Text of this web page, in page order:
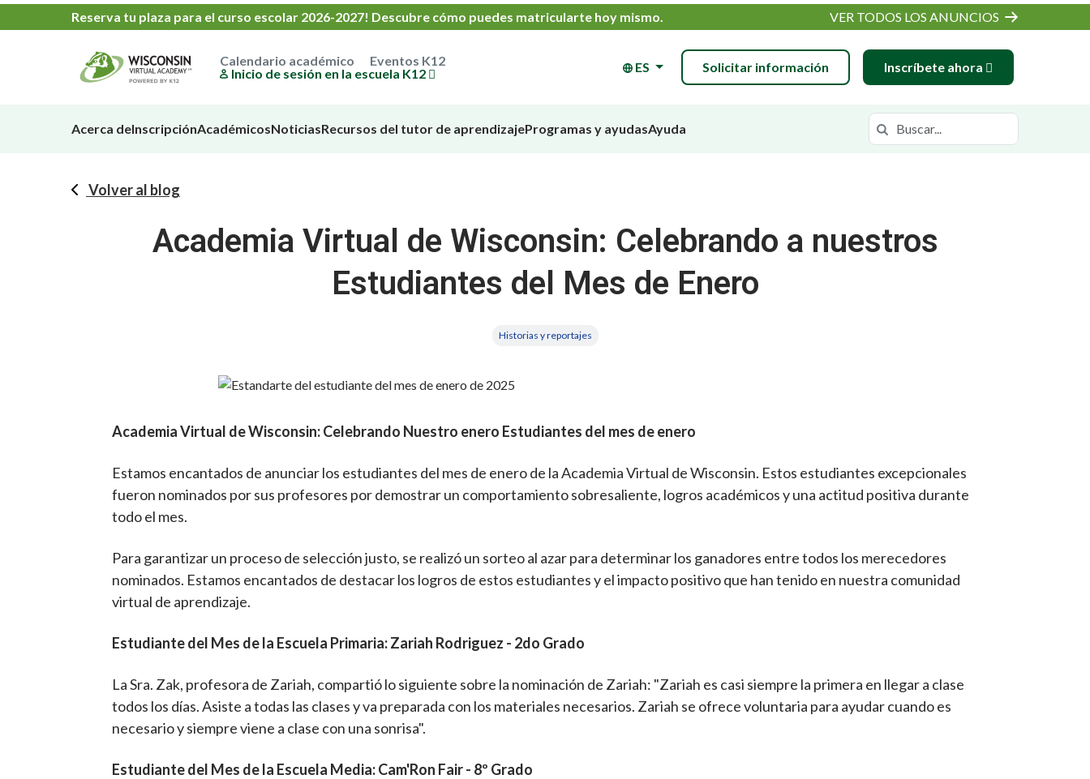
Reserva tu plaza para el curso escolar 2026-2027! Descubre cómo puedes matricularte hoy mismo. VER TODOS LOS ANUNCIOS
Calendario académico
Eventos K12
Inicio de sesión en la escuela K12
ES Solicitar información Inscríbete ahora
Acerca deInscripciónAcadémicosNoticiasRecursos del tutor de aprendizajeProgramas y ayudasAyuda Buscar en https://wiva.k12.com/
Buscar en
Volver al blog
Academia Virtual de Wisconsin: Celebrando a nuestros
Estudiantes del Mes de Enero
Historias y reportajes
Academia Virtual de Wisconsin: Celebrando Nuestro enero Estudiantes del mes de enero
Estamos encantados de anunciar los estudiantes del mes de enero de la Academia Virtual de Wisconsin. Estos estudiantes excepcionales
fueron nominados por sus profesores por demostrar un comportamiento sobresaliente, logros académicos y una actitud positiva durante
todo el mes.
Para garantizar un proceso de selección justo, se realizó un sorteo al azar para determinar los ganadores entre todos los merecedores
nominados. Estamos encantados de destacar los logros de estos estudiantes y el impacto positivo que han tenido en nuestra comunidad
virtual de aprendizaje.
Estudiante del Mes de la Escuela Primaria:Zariah Rodriguez - 2do Grado
La Sra. Zak, profesora de Zariah, compartió lo siguiente sobre la nominación de Zariah: "Zariah es casi siempre la primera en llegar a clase
todos los días. Asiste a todas las clases y va preparada con los materiales necesarios. Zariah se ofrece voluntaria para ayudar cuando es
necesario y siempre viene a clase con una sonrisa".
Estudiante del Mes de la Escuela Media:Cam'Ron Fair - 8º Grado